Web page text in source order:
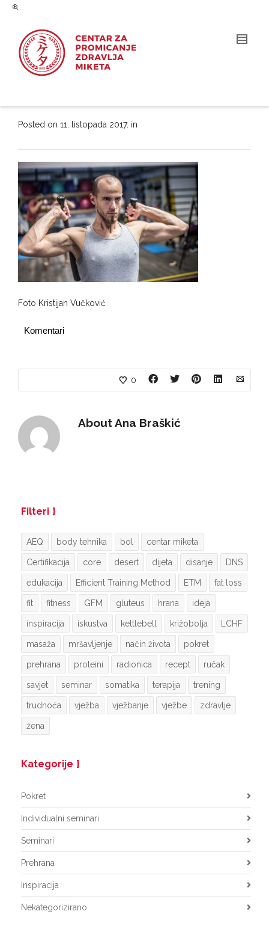
Posted on 11. listopada 2017. in
Foto Kristijan Vučković
Komentari
0
AboutAna Braškić
Filteri
AEQ body tehnika bol centar miketa
Certifikacija core desert dijeta disanje DNS
edukacija Efficient Training Method ETM fat loss
fit fitness GFM gluteus hrana ideja
inspiracija iskustva kettlebell križobolja LCHF
masaža mršavljenje način života pokret
prehrana proteini radionica recept ručak
savjet seminar somatika terapija trening
trudnoća vježba vježbanje vježbe zdravlje
žena
Kategorije
Pokret
Individualni seminari
Seminari
Prehrana
Inspiracija
Nekategorizirano